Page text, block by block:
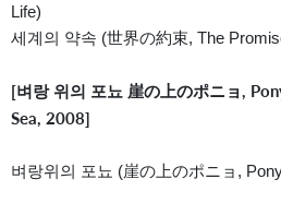
Life)
세계의 약속 (世界の約束, The
[벼랑 위의 포뇨 崖の上のポニョ,
Sea, 2008]
벼랑위의 포뇨 (崖の上のポニョ,